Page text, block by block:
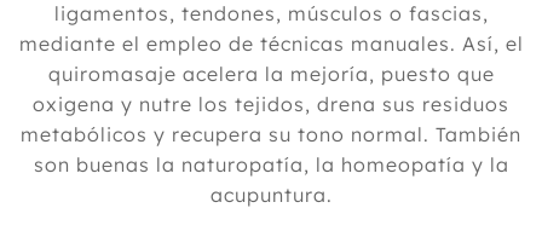
ligamentos, tendones, músculos o fascias,
mediante el empleo de técnicas manuales. Así, el
quiromasaje acelera la mejoría, puesto que
oxigena y nutre los tejidos, drena sus residuos
metabólicos y recupera su tono normal. También
son buenas la naturopatía, la homeopatía y la
acupuntura.